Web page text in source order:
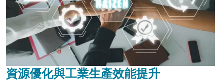
資源優化與工業生產效能提升